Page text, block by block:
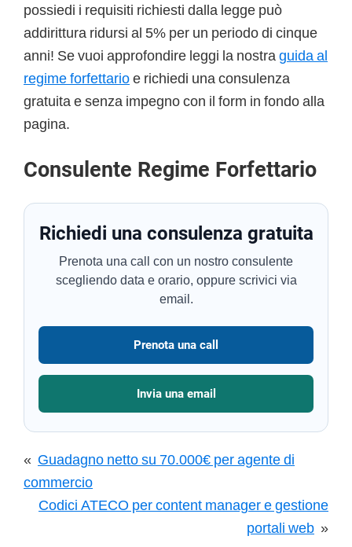
possiedi i requisiti richiesti dalla legge può
addirittura ridursi al 5% per un periodo di cinque
anni! Se vuoi approfondire leggi la nostra guida al
regime forfettarioe richiedi una consulenza
gratuita e senza impegno con il form in fondo alla
pagina.
Consulente Regime Forfettario
Richiedi una consulenza gratuita
Prenota una call con un nostro consulente
scegliendo data e orario, oppure scrivici via
email.
Prenota una call
Invia una email
« Guadagno netto su 70.000€ per agente di
commercio
Codici ATECO per content manager e gestione
portali web »